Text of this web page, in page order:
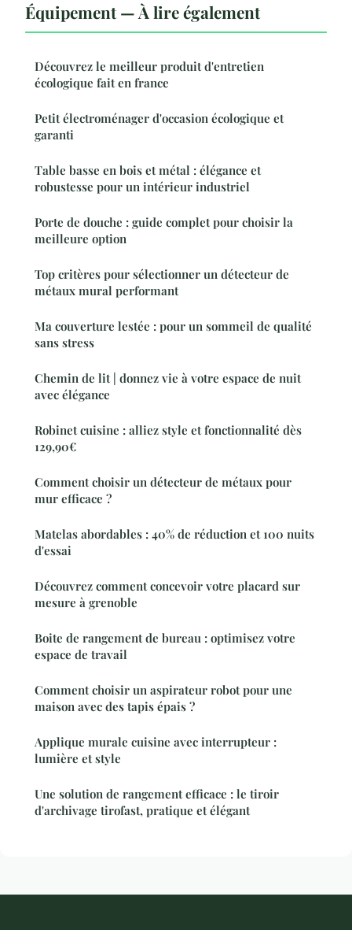
Équipement — À lire également
Découvrez le meilleur produit d'entretien
écologique fait en france
Petit électroménager d'occasion écologique et
garanti
Table basse en bois et métal : élégance et
robustesse pour un intérieur industriel
Porte de douche : guide complet pour choisir la
meilleure option
Top critères pour sélectionner un détecteur de
métaux mural performant
Ma couverture lestée : pour un sommeil de qualité
sans stress
Chemin de lit | donnez vie à votre espace de nuit
avec élégance
Robinet cuisine : alliez style et fonctionnalité dès
129,90€
Comment choisir un détecteur de métaux pour
mur efficace ?
Matelas abordables : 40% de réduction et 100 nuits
d'essai
Découvrez comment concevoir votre placard sur
mesure à grenoble
Boite de rangement de bureau : optimisez votre
espace de travail
Comment choisir un aspirateur robot pour une
maison avec des tapis épais ?
Applique murale cuisine avec interrupteur :
lumière et style
Une solution de rangement efficace : le tiroir
d'archivage tirofast, pratique et élégant